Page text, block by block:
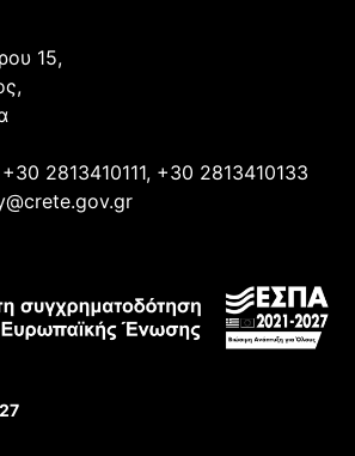
15,
2813410111, +30 2813410133